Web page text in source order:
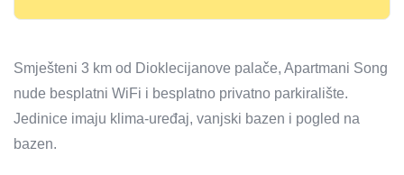
Smješteni 3 km od Dioklecijanove palače, Apartmani Song
nude besplatni WiFi i besplatno privatno parkiralište.
Jedinice imaju klima-uređaj, vanjski bazen i pogled na
bazen.